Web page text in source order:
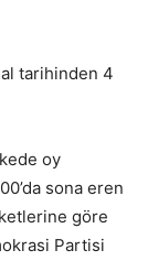
tarihinden 4
oy
sona eren
göre
Partisi